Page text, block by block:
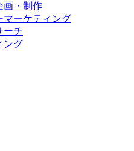
画・制作
マーケティング
ーチ
ング